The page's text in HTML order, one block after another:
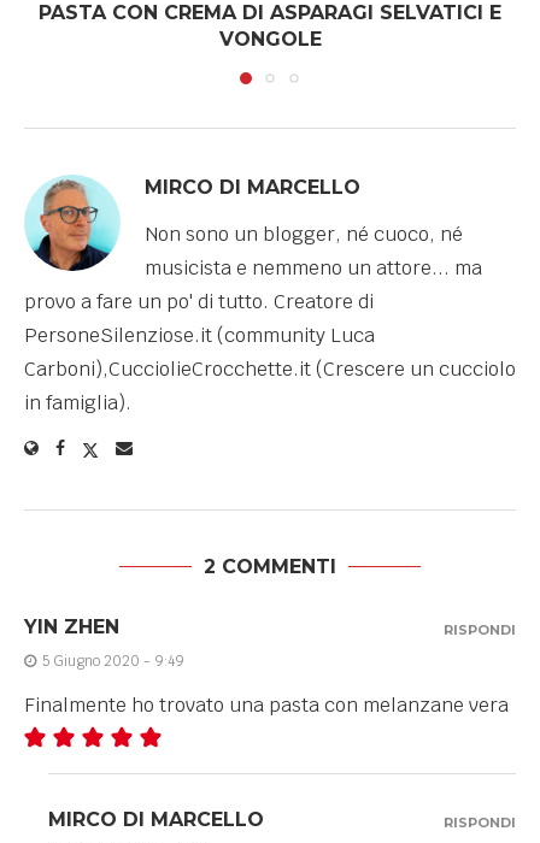
PASTA CON CREMA DI ASPARAGI SELVATICI E
VONGOLE
MIRCO DI MARCELLO
Non sono un blogger, né cuoco, né
musicista e nemmeno un attore... ma
provo a fare un po' di tutto. Creatore di
PersoneSilenziose.it (community Luca
Carboni),CucciolieCrocchette.it (Crescere un cucciolo
in famiglia).
2 COMMENTI
YIN ZHEN
5 Giugno 2020 - 9:49
Finalmente ho trovato una pasta con melanzane vera
RISPONDI
MIRCO DI MARCELLO RISPONDI